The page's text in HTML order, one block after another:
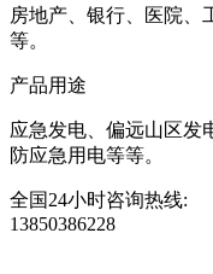
房地产、银行、医院、
等。
产品用途
应急发电、偏远山区发
防应急用电等等。
全国24小时咨询热线:
13850386228